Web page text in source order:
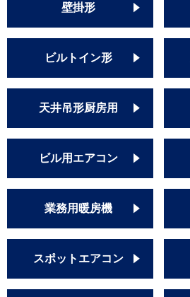
壁掛形
ビルトイン形
天井吊形厨房用
ビル用エアコン
業務用暖房機
スポットエアコン